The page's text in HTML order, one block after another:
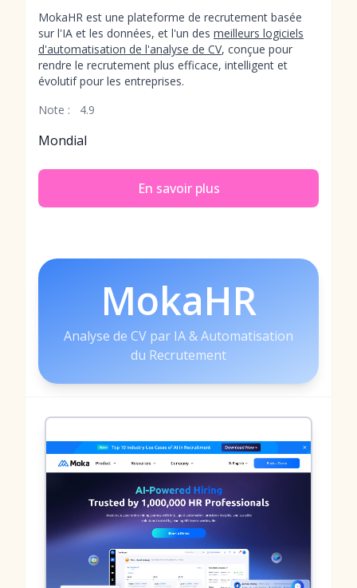
MokaHR est une plateforme de recrutement basée
sur l'IA et les données, et l'un des meilleurs logiciels
d'automatisation de l'analyse de CV, conçue pour
rendre le recrutement plus efficace, intelligent et
évolutif pour les entreprises.
Note :
4.9
Mondial
En savoir plus
MokaHR
Analyse de CV par IA & Automatisation
du Recrutement